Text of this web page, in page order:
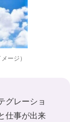
ージ）
グレーショ
仕事が出来